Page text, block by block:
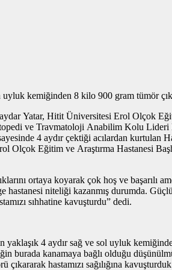
kemiğinden 8 kilo 900 gram tümör
Yatar, Hitit Üniversitesi Erol Olçok
ve Travmatoloji Anabilim Kolu Lideri
4 aydır çektiği acılardan
Olçok Eğitim ve Araştırma Hastanesi
ortaya koyarak çok hoş ve başarılı
niteliği kazanmış durumda. Güçlü
sıhhatine kavuşturdu” dedi.
4 aydır sağ ve sol uyluk
burada kanamaya bağlı olduğu
hastamızı sağılığına